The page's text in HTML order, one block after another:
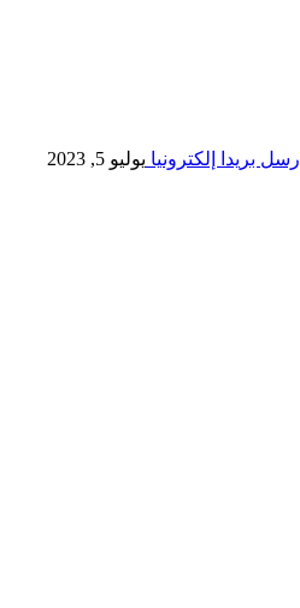
أرسل بريدا إلكترونيا يوليو 5, 2023